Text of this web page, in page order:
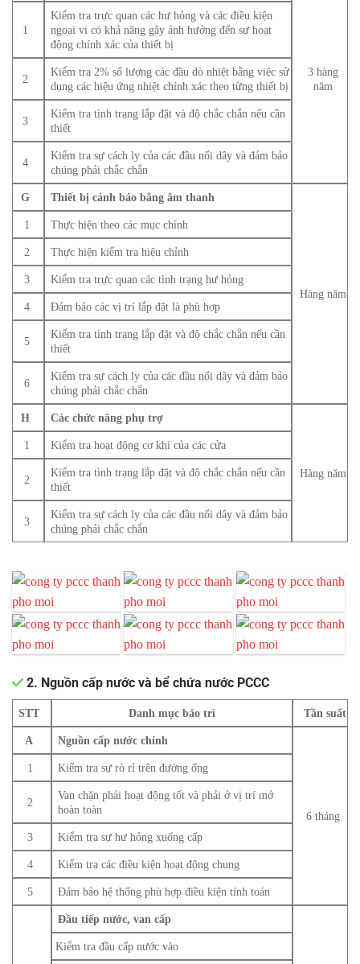
3 hàng
năm
1
Kiểm tra trực quan các hư hỏng và các điều kiện
ngoại vi có khả năng gây ảnh hưởng đến sự hoạt
động chính xác của thiết bị
2
Kiểm tra 2% số lượng các đầu dò nhiệt bằng việc sử
dụng các hiệu ứng nhiệt chính xác theo từng thiết bị
3
Kiểm tra tình trạng lắp đặt và độ chắc chắn nếu cần
thiết
4
Kiểm tra sự cách ly của các đầu nối dây và đảm bảo
chúng phải chắc chắn
G Thiết bị cảnh báo bằng âm thanh
Hàng năm
1 Thực hiện theo các mục chính
2 Thực hiện kiểm tra hiệu chỉnh
3 Kiểm tra trực quan các tình trạng hư hỏng
4 Đảm bảo các vị trí lắp đặt là phù hợp
5
Kiểm tra tình trạng lắp đặt và độ chắc chắn nếu cần
thiết
6
Kiểm tra sự cách ly của các đầu nối dây và đảm bảo
chúng phải chắc chắn
H Các chức năng phụ trợ
Hàng năm
1 Kiểm tra hoạt động cơ khí của các cửa
2
Kiểm tra tình trạng lắp đặt và độ chắc chắn nếu cần
thiết
3
Kiểm tra sự cách ly của các đầu nối dây và đảm bảo
chúng phải chắc chắn
2. Nguồn cấp nước và bể chứa nước PCCC
STT Danh mục bảo trì Tần suất
A Nguồn cấp nước chính
6 tháng
1 Kiểm tra sự rò rỉ trên đường ống
2
Van chặn phải hoạt động tốt và phải ở vị trí mở
hoàn toàn
3 Kiểm tra sự hư hỏng xuống cấp
4 Kiểm tra các điều kiện hoạt động chung
5 Đảm bảo hệ thống phù hợp điều kiện tính toán
Đầu tiếp nước, van cấp
Kiểm tra đầu cấp nước vào